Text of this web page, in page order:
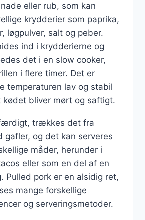
eller rub, som kan
krydderier som paprika,
løgpulver, salt og peber.
ind i krydderierne og
det i en slow cooker,
i flere timer. Det er
temperaturen lav og stabil
kødet bliver mørt og saftigt.
trækkes det fra
gafler, og det kan serveres
måder, herunder i
eller som en del af en
Pulled pork er en alsidig ret,
mange forskellige
og serveringsmetoder.